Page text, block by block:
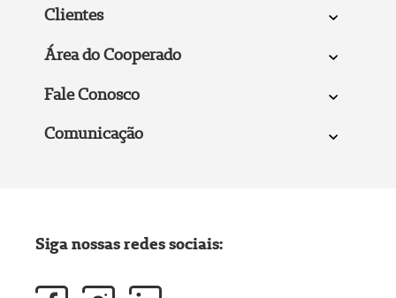
Clientes
Área do Cooperado
Fale Conosco
Comunicação
Siga nossas redes sociais: